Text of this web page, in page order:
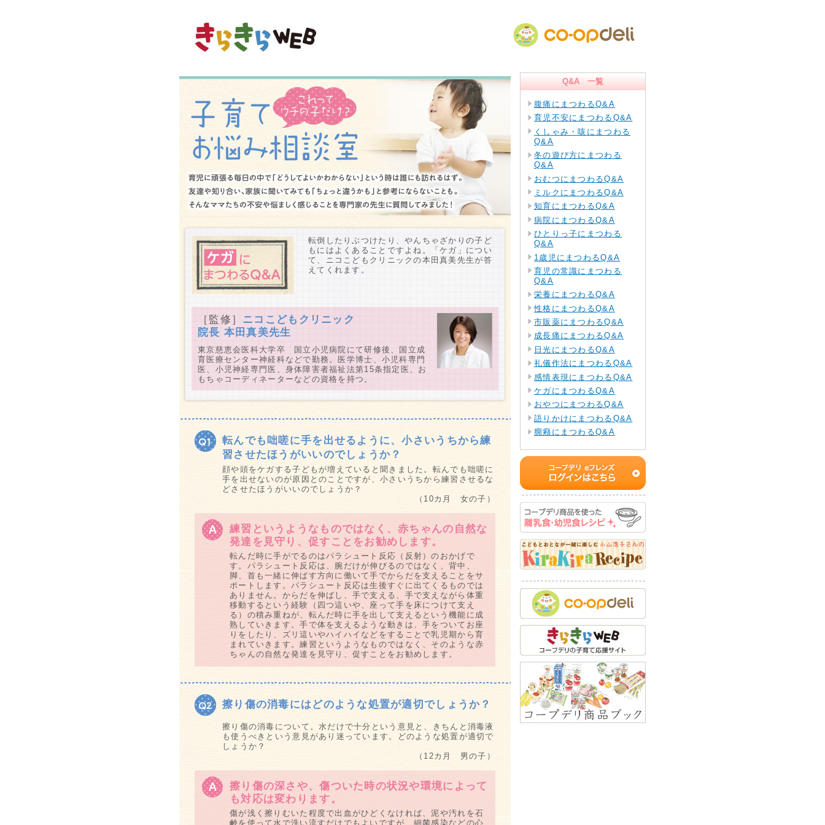
転倒したりぶつけたり、やんちゃざかりの子ど
もにはよくあることですよね。「ケガ」につい
て、ニコこどもクリニックの本田真美先生が答
えてくれます。
［監修］ ニコこどもクリニック
院長 本田真美先生
東京慈恵会医科大学卒 国立小児病院にて研修後、国立成
育医療センター神経科などで勤務。医学博士、小児科専門
医、小児神経専門医、身体障害者福祉法第15条指定医、お
もちゃコーディネーターなどの資格を持つ。
転んでも咄嗟に手を出せるように、小さいうちから練
習させたほうがいいのでしょうか？
顔や頭をケガする子どもが増えていると聞きました。転んでも咄嗟に
手を出せないのが原因とのことですが、小さいうちから練習させるな
どさせたほうがいいのでしょうか？
（10カ月 女の子）
練習というようなものではなく、赤ちゃんの自然な
発達を見守り、促すことをお勧めします。
転んだ時に手がでるのはパラシュート反応（反射）のおかげで
す。パラシュート反応は、腕だけが伸びるのではなく、背中、
脚、首も一緒に伸ばす方向に働いて手でからだを支えることをサ
ポートします。パラシュート反応は生後すぐに出てくるものでは
ありません。からだを伸ばし、手で支える、手で支えながら体重
移動するという経験（四つ這いや、座って手を床につけて支え
る）の積み重ねが、転んだ時に手を出して支えるという機能に成
熟していきます。手で体を支えるような動きは、手をついてお座
りをしたり、ズリ這いやハイハイなどをすることで乳児期から育
まれていきます。練習というようなものではなく、そのような赤
ちゃんの自然な発達を見守り、促すことをお勧めします。
擦り傷の消毒にはどのような処置が適切でしょうか？
擦り傷の消毒について。水だけで十分という意見と、きちんと消毒液
も使うべきという意見があり迷っています。どのような処置が適切で
しょうか？
（12カ月 男の子）
擦り傷の深さや、傷ついた時の状況や環境によって
も対応は変わります。
傷が浅く擦りむいた程度で出血がひどくなければ、泥や汚れを石
鹸を使って水で洗い流すだけでもよいですが、細菌感染などの心
Q&A 一覧
腹痛にまつわるQ&A
育児不安にまつわるQ&A
くしゃみ・咳にまつわる
Q&A
冬の遊び方にまつわる
Q&A
おむつにまつわるQ&A
ミルクにまつわるQ&A
知育にまつわるQ&A
病院にまつわるQ&A
ひとりっ子にまつわる
Q&A
1歳児にまつわるQ&A
育児の常識にまつわる
Q&A
栄養にまつわるQ&A
性格にまつわるQ&A
市販薬にまつわるQ&A
成長痛にまつわるQ&A
日光にまつわるQ&A
礼儀作法にまつわるQ&A
感情表現にまつわるQ&A
ケガにまつわるQ&A
おやつにまつわるQ&A
語りかけにまつわるQ&A
癇癪にまつわるQ&A
わるQ&A
離乳の進め方にまつわる
Q&A
衛生面にまつわるQ&A
飲み物にまつわるQ&A
着替えにまつわるQ&A
パパと育児にまつわる
Q&A
母乳にまつわるQ&A
おでかけにまつわるQ&A
クセの矯正にまつわる
Q&A
しつけにまつわるQ&A
教育方針にまつわるQ&A
笑顔にまつわるQ&A
情緒教育にまつわるQ&A
安全対策にまつわるQ&A
習い事にまつわるQ&A
泣くことにまつわるQ&A
夏の食べ物にまつわる